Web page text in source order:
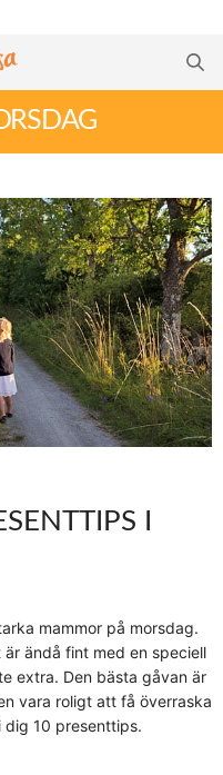
I
mammor på morsdag.
ändå fint med en speciell
extra. Den bästa gåvan är
vara roligt att få överraska
dig 10 presenttips.